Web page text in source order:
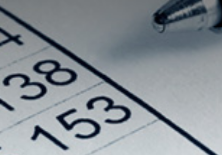
O Escritório
Quem Somos
Responsabilidade Social
Equipe